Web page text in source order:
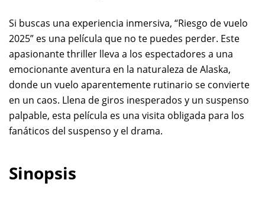
Si buscas una experiencia inmersiva, “Riesgo de vuelo
2025” es una película que no te puedes perder. Este
apasionante thriller lleva a los espectadores a una
emocionante aventura en la naturaleza de Alaska,
donde un vuelo aparentemente rutinario se convierte
en un caos. Llena de giros inesperados y un suspenso
palpable, esta película es una visita obligada para los
fanáticos del suspenso y el drama.
Sinopsis